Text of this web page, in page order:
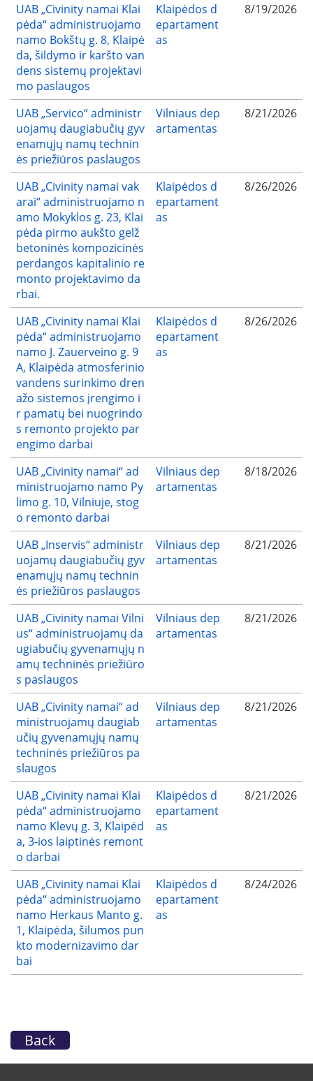
UAB „Civinity namai Klai
pėda“ administruojamo
namo Bokštų g. 8, Klaipė
da, šildymo ir karšto van
dens sistemų projektavi
mo paslaugos
Klaipėdos d
epartament
as
8/19/2026
UAB „Servico“ administr
uojamų daugiabučių gyv
enamųjų namų technin
ės priežiūros paslaugos
Vilniaus dep
artamentas
8/21/2026
UAB „Civinity namai vak
arai“ administruojamo n
amo Mokyklos g. 23, Klai
pėda pirmo aukšto gelž
betoninės kompozicinės
perdangos kapitalinio re
monto projektavimo da
rbai.
Klaipėdos d
epartament
as
8/26/2026
UAB „Civinity namai Klai
pėda“ administruojamo
namo J. Zauerveino g. 9
A, Klaipėda atmosferinio
vandens surinkimo dren
ažo sistemos įrengimo i
r pamatų bei nuogrindo
s remonto projekto par
engimo darbai
Klaipėdos d
epartament
as
8/26/2026
UAB „Civinity namai“ ad
ministruojamo namo Py
limo g. 10, Vilniuje, stog
o remonto darbai
Vilniaus dep
artamentas
8/18/2026
UAB „Inservis“ administr
uojamų daugiabučių gyv
enamųjų namų technin
ės priežiūros paslaugos
Vilniaus dep
artamentas
8/21/2026
UAB „Civinity namai Vilni
us“ administruojamų da
ugiabučių gyvenamųjų n
amų techninės priežiūro
s paslaugos
Vilniaus dep
artamentas
8/21/2026
UAB „Civinity namai“ ad
ministruojamų daugiab
učių gyvenamųjų namų
techninės priežiūros pa
slaugos
Vilniaus dep
artamentas
8/21/2026
UAB „Civinity namai Klai
pėda“ administruojamo
namo Klevų g. 3, Klaipėd
a, 3-ios laiptinės remont
o darbai
Klaipėdos d
epartament
as
8/21/2026
UAB „Civinity namai Klai
pėda“ administruojamo
namo Herkaus Manto g.
1, Klaipėda, šilumos pun
kto modernizavimo dar
bai
Klaipėdos d
epartament
as
8/24/2026
Back